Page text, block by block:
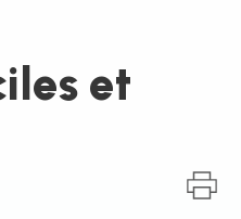
et